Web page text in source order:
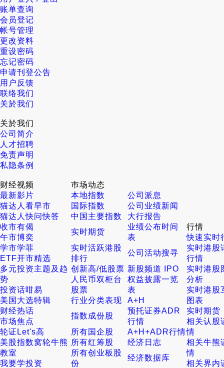
账单查询
会员登记
帐号管理
更改资料
重设密码
忘记密码
申请刊登公告
用户反馈
联络我们
关於我们
关於我们
公司简介
人才招聘
免责声明
私隐条例
财经视频
最新影片
猫达人看早市
猫达人快问快答
收市有偈
午市博奕
学市学菲
ETF开市精选
多元投资主题及趋
势
投资话咁易
美国大选特辑
财经热话
市场焦点
轮证Let's高
美股指数窝轮牛熊
教室
我要学投资
巿场动态
本地指数
公司派息
国际指数
公司业绩新闻
中国主要指数
大行报告
实时期货
业绩公布时间
表
实时活跃港股
排行
公司活动搜寻
创新高/低股票 新股频道 IPO
人民币双柜台
股票
权益披露一览
表
行业分类表现
A+H
指数成份股
预托证券ADR
行情
所有国企股
A+H+ADR行情
所有红筹股
经济日志
所有创业板股
份
经济数据库
行情
快速实时
实时港股
行情
实时港股
分析
实时港股
图表
实时期货
相关认股
情
相关牛熊
情
相关界内